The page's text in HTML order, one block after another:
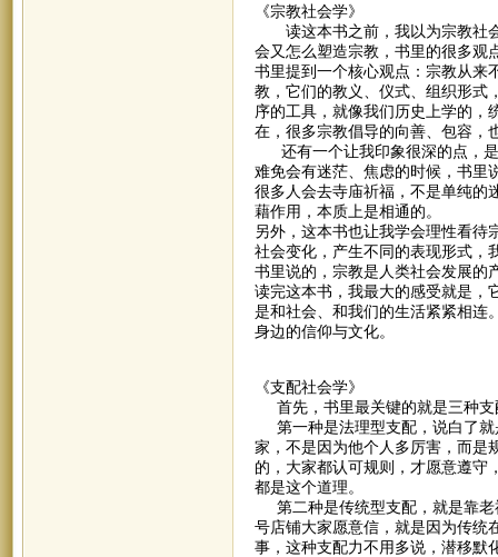
《宗教社会学》
读这本书之前，我以为宗教社会
会又怎么塑造宗教，书里的很多观
书里提到一个核心观点：宗教从来
教，它们的教义、仪式、组织形式
序的工具，就像我们历史上学的，
在，很多宗教倡导的向善、包容，
还有一个让我印象很深的点，是
难免会有迷茫、焦虑的时候，书里
很多人会去寺庙祈福，不是单纯的
藉作用，本质上是相通的。
另外，这本书也让我学会理性看待
社会变化，产生不同的表现形式，
书里说的，宗教是人类社会发展的
读完这本书，我最大的感受就是，
是和社会、和我们的生活紧紧相连
身边的信仰与文化。
《支配社会学》
首先，书里最关键的就是三种支
第一种是法理型支配，说白了就
家，不是因为他个人多厉害，而是
的，大家都认可规则，才愿意遵守
都是这个道理。
第二种是传统型支配，就是靠老
号店铺大家愿意信，就是因为传统
事，这种支配力不用多说，潜移默